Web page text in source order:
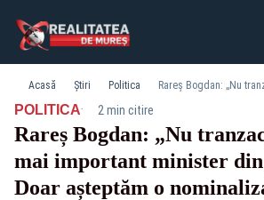
Acasă Știri Politica
POLITICA· 2 min citire
Rareș Bogdan: „Nu
mai important minister
Doar așteptăm o